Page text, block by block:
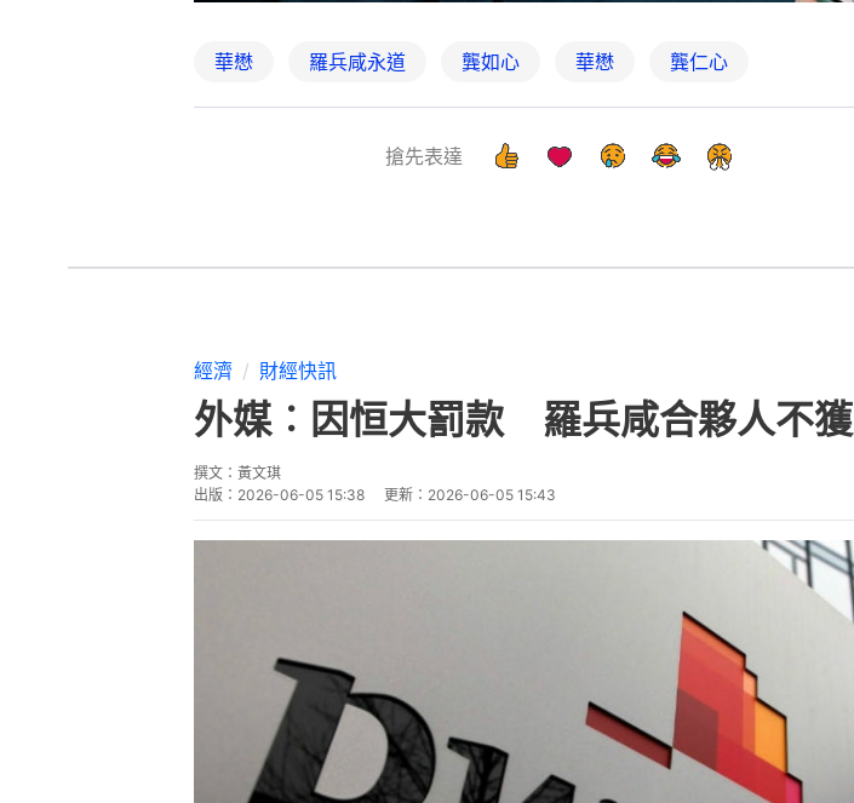
華懋 羅兵咸永道 龔如心 華懋 龔仁心
搶先表達
經濟 財經快訊
外媒︰因恒大罰款 羅兵咸合夥人不
撰文： 黃文琪
出版： 2026-06-05 15:38 更新： 2026-06-05 15:43